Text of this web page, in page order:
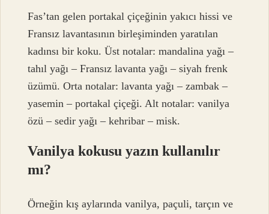
Fas’tan gelen portakal çiçeğinin yakıcı hissi ve
Fransız lavantasının birleşiminden yaratılan
kadınsı bir koku. Üst notalar: mandalina yağı –
tahıl yağı – Fransız lavanta yağı – siyah frenk
üzümü. Orta notalar: lavanta yağı – zambak –
yasemin – portakal çiçeği. Alt notalar: vanilya
özü – sedir yağı – kehribar – misk.
Vanilya kokusu yazın kullanılır
mı?
Örneğin kış aylarında vanilya, paçuli, tarçın ve